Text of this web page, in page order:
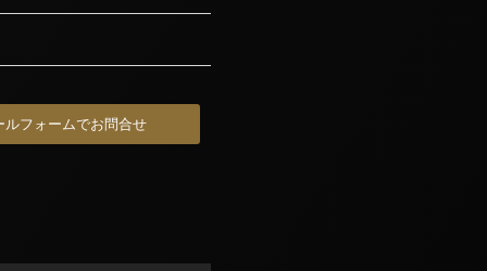
ルフォームでお問合せ